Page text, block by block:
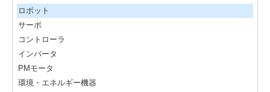
ロボット
サーボ
コントローラ
インバータ
PMモータ
環境・エネルギー機器